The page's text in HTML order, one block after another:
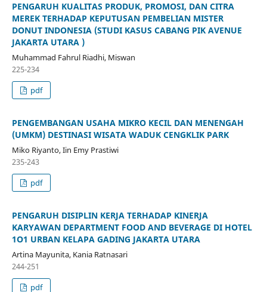
PENGARUH KUALITAS PRODUK, PROMOSI, DAN CITRA
MEREK TERHADAP KEPUTUSAN PEMBELIAN MISTER
DONUT INDONESIA (STUDI KASUS CABANG PIK AVENUE
JAKARTA UTARA )
Muhammad Fahrul Riadhi, Miswan
225-234
pdf
PENGEMBANGAN USAHA MIKRO KECIL DAN MENENGAH
(UMKM) DESTINASI WISATA WADUK CENGKLIK PARK
Miko Riyanto, Iin Emy Prastiwi
235-243
pdf
PENGARUH DISIPLIN KERJA TERHADAP KINERJA
KARYAWAN DEPARTMENT FOOD AND BEVERAGE DI HOTEL
1O1 URBAN KELAPA GADING JAKARTA UTARA
Artina Mayunita, Kania Ratnasari
244-251
pdf